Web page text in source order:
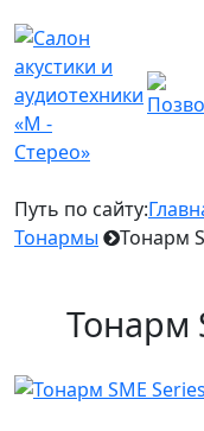
Путь по сайту:
Тонармы
Тонарм
Тонарм